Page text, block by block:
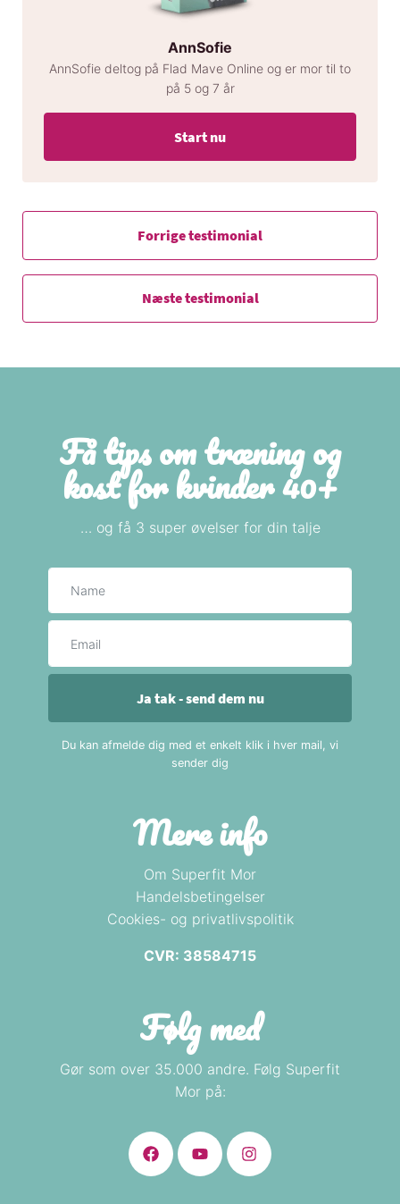
AnnSofie
AnnSofie deltog på Flad Mave Online og er mor til to
på 5 og 7 år
Start nu
Forrige testimonial
Næste testimonial
Mere info
Om Superfit Mor
Handelsbetingelser
Cookies- og privatlivspolitik
CVR: 38584715
Få tips om træning og
kost for kvinder 40+
… og få 3 super øvelser for din talje
Ja tak - send dem nu
Du kan afmelde dig med et enkelt klik i hver mail, vi
sender dig
Følg med
Gør som over 35.000 andre. Følg Superfit
Mor på: